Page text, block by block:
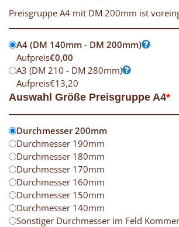
Preisgruppe A4 mit DM 200mm ist
A4 (DM 140mm - DM 200mm)
Aufpreis€0,00
A3 (DM 210 - DM 280mm)
Aufpreis€13,20
*
Auswahl Größe Preisgruppe A4
Durchmesser 200mm
Durchmesser 190mm
Durchmesser 180mm
Durchmesser 170mm
Durchmesser 160mm
Durchmesser 150mm
Durchmesser 140mm
Sonstiger Durchmesser im Feld